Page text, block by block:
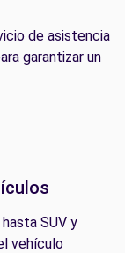
de asistencia
garantizar un
SUV y
vehículo